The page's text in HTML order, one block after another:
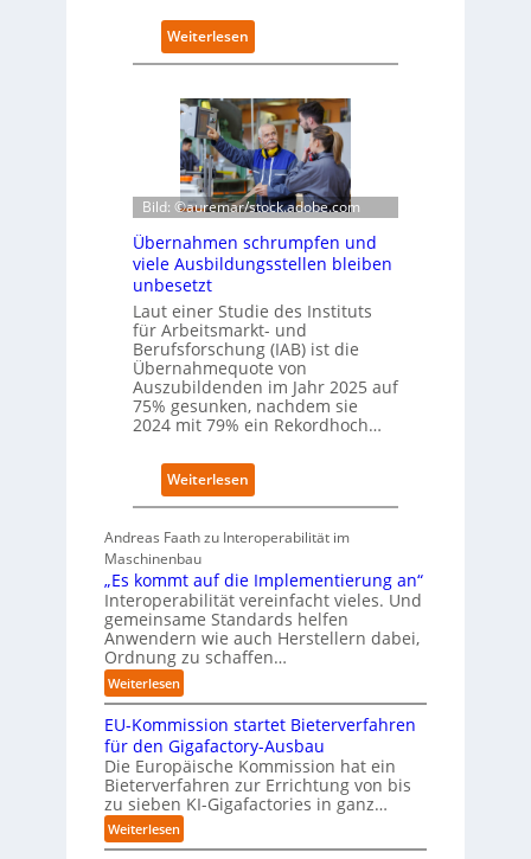
k
o
-
D
E
S
I
-
I
n
d
x
a
u
f
P
l
a
z
1
Weiterlesen:
D
u
t
s
c
h
e
i
r
s
c
h
a
f
t
e
i
g
s
c
h
r
o
s
t
Bild: ©auremar/stock.adobe.com
Übernahmen schrumpfen und
viele Ausbildungsstellen bleiben
unbesetzt
Laut einer Studie des Instituts
für Arbeitsmarkt- und
Berufsforschung (IAB) ist die
Übernahmequote von
Auszubildenden im Jahr 2025 auf
75% gesunken, nachdem sie
2024 mit 79% ein Rekordhoch…
Weiterlesen:
Ü
e
n
a
h
m
e
c
h
r
u
Andreas Faath zu Interoperabilität im
Maschinenbau
„Es kommt auf die Implementierung an“
Interoperabilität vereinfacht vieles. Und
gemeinsame Standards helfen
Anwendern wie auch Herstellern dabei,
Ordnung zu schaffen…
Weiterlesen:
„
E
s
k
o
m
m
t
EU-Kommission startet Bieterverfahren
für den Gigafactory-Ausbau
Die Europäische Kommission hat ein
Bieterverfahren zur Errichtung von bis
zu sieben KI-Gigafactories in ganz…
Weiterlesen:
E